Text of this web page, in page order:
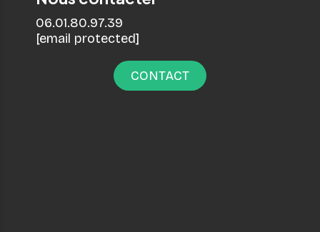
06.01.80.97.39
[email protected]
CONTACT